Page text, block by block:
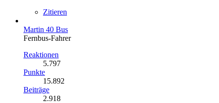
Zitieren
Martin 40 Bus
Fernbus-Fahrer
Reaktionen
5.797
Punkte
15.892
Beiträge
2.918